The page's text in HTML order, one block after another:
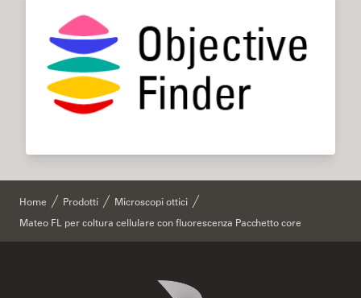
Home Prodotti
Microscopi ottici
Mateo FL per coltura cellulare con fluorescenza Pacchetto core
Danaher Logo